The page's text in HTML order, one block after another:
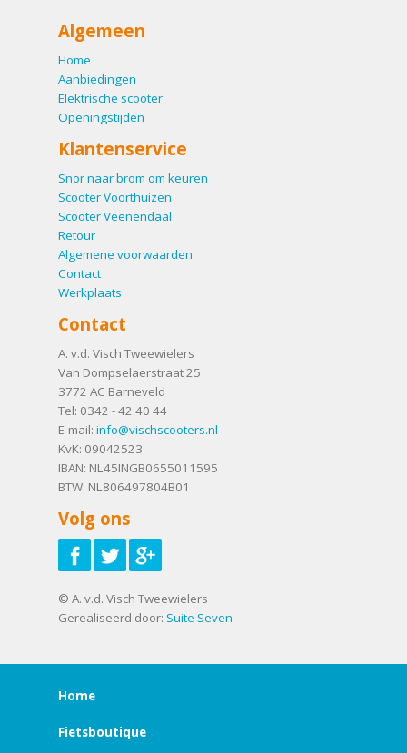
Algemeen
Home
Aanbiedingen
Elektrische scooter
Openingstijden
Klantenservice
Snor naar brom om keuren
Scooter Voorthuizen
Scooter Veenendaal
Retour
Algemene voorwaarden
Contact
Werkplaats
Contact
A. v.d. Visch Tweewielers
Van Dompselaerstraat 25
3772 AC Barneveld
Tel: 0342 - 42 40 44
E-mail: info@vischscooters.nl
KvK: 09042523
IBAN: NL45INGB0655011595
BTW: NL806497804B01
Volg ons
© A. v.d. Visch Tweewielers
Gerealiseerd door: Suite Seven
Home
Fietsboutique